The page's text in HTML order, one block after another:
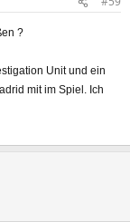
?
Unit und ein
mit im Spiel. Ich